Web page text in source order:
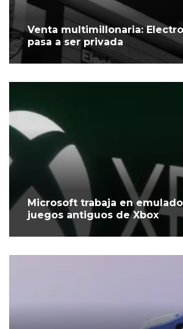
Venta multimillonaria:
pasa a ser privada
Microsoft trabaja en
juegos antiguos de Xbox